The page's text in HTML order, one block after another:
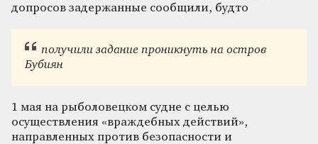
допросов задержанные сообщили, будто
получили задание проникнуть на остров
Бубиян
1 мая на рыболовецком судне с целью
осуществления «враждебных действий»,
направленных против безопасности и